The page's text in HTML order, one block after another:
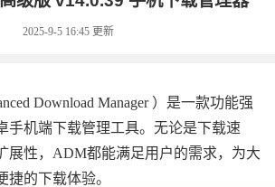
2025-9-5 16:45 更新
Download Manager ）是一款功能强
手机端下载管理工具。无论是下载速
展性，ADM都能满足用户的需求，为大
捷的下载体验。